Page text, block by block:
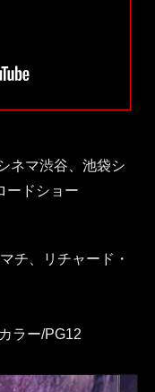
ネマ渋谷、池袋シ
ードショー
チ、リチャード・
ラー/PG12